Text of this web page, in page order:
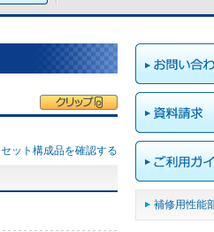
セット構成品を確認する
補修用性能